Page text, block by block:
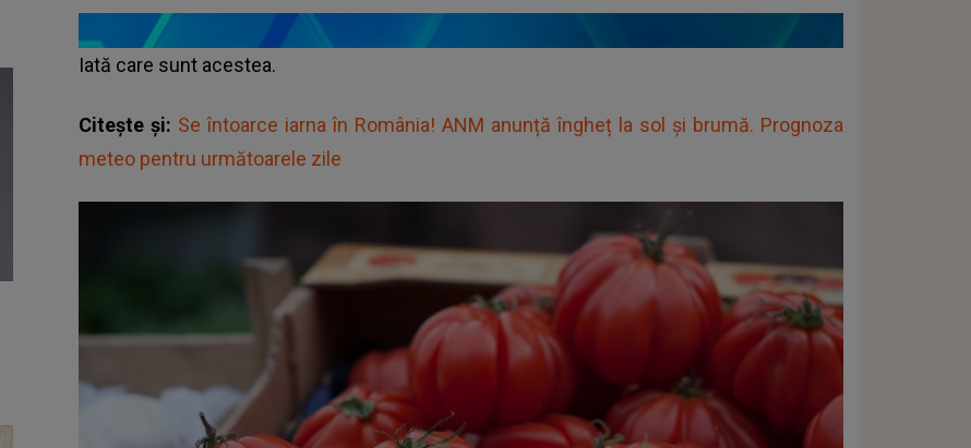
Iată care sunt acestea.
Citește și: Se întoarce iarna în România! ANM anunță îngheț la sol și brumă. Prognoza
meteo pentru următoarele zile